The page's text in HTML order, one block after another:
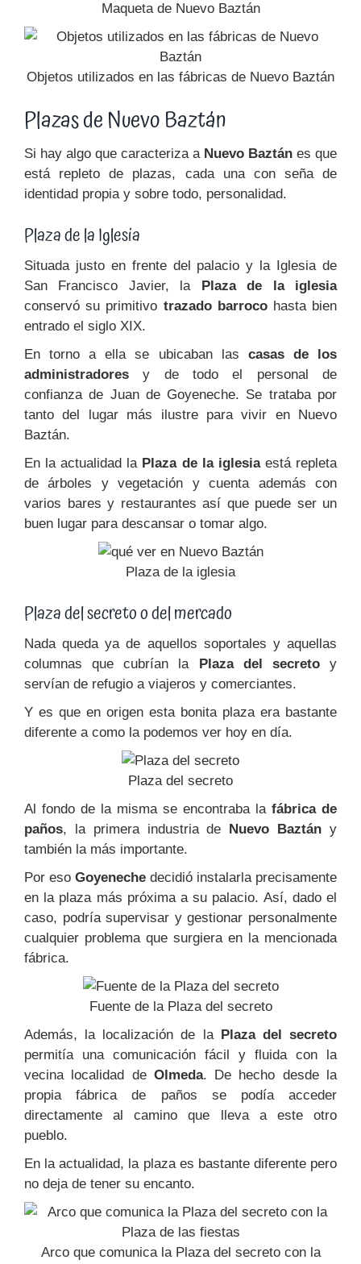
Maqueta de Nuevo Baztán
Objetos utilizados en las fábricas de Nuevo Baztán
Plazas de Nuevo Baztán
Si hay algo que caracteriza aNuevo Baztán es que
está repleto de plazas, cada una con seña de
identidad propia y sobre todo, personalidad.
Plaza de la Iglesia
Situada justo en frente del palacio y la Iglesia de
San Francisco Javier, la Plaza de la iglesia
conservó su primitivo trazado barrocohasta bien
entrado el siglo XIX.
En torno a ella se ubicaban las casas de los
administradores y de todo el personal de
confianza de Juan de Goyeneche. Se trataba por
tanto del lugar más ilustre para vivir en Nuevo
Baztán.
En la actualidad la Plaza de la iglesia está repleta
de árboles y vegetación y cuenta además con
varios bares y restaurantes así que puede ser un
buen lugar para descansar o tomar algo.
Plaza de la iglesia
Plaza del secreto o del mercado
Nada queda ya de aquellos soportales y aquellas
columnas que cubrían la Plaza del secretoy
servían de refugio a viajeros y comerciantes.
Y es que en origen esta bonita plaza era bastante
diferente a como la podemos ver hoy en día.
Plaza del secreto
Al fondo de la misma se encontraba la fábrica de
paños, la primera industria de Nuevo Baztán y
también la más importante.
Por eso Goyeneche decidió instalarla precisamente
en la plaza más próxima a su palacio. Así, dado el
caso, podría supervisar y gestionar personalmente
cualquier problema que surgiera en la mencionada
fábrica.
Fuente de la Plaza del secreto
Además, la localización de la Plaza del secreto
permitía una comunicación fácil y fluida con la
vecina localidad de Olmeda. De hecho desde la
propia fábrica de paños se podía acceder
directamente al camino que lleva a este otro
pueblo.
En la actualidad, la plaza es bastante diferente pero
no deja de tener su encanto.
Arco que comunica la Plaza del secreto con la